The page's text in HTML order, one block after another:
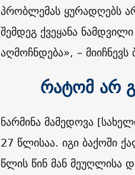
პრობლემას ყურადღებს
შემდეგ ქვეყანა
აღმოჩნდება», – მიიჩნევს
რატომ არ
ნარმინა მამედოვა
27 წლისაა. იგი ბაქოში
წლის წინ მან მეუღლისა